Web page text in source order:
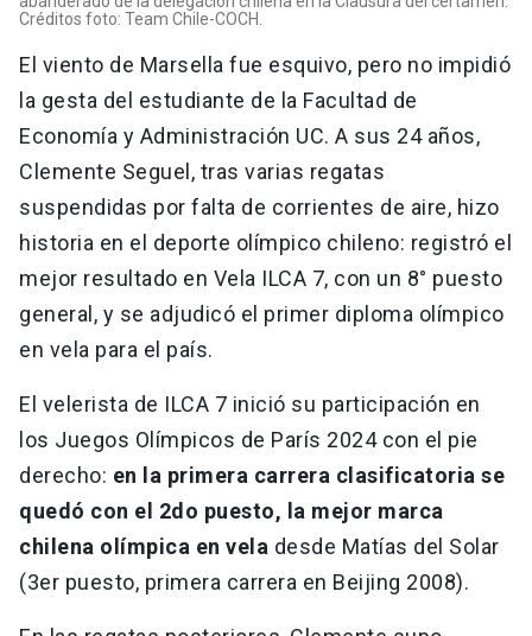
Créditos foto: Team Chile-COCH.
El viento de Marsella fue esquivo, pero no impidió
la gesta del estudiante de la Facultad de
Economía y Administración UC. A sus 24 años,
Clemente Seguel, tras varias regatas
suspendidas por falta de corrientes de aire, hizo
historia en el deporte olímpico chileno: registró el
mejor resultado en Vela ILCA 7, con un 8° puesto
general, y se adjudicó el primer diploma olímpico
en vela para el país.
El velerista de ILCA 7 inició su participación en
los Juegos Olímpicos de París 2024 con el pie
derecho: en la primera carrera clasificatoria se
quedó con el 2do puesto, la mejor marca
chilena olímpica en vela desde Matías del Solar
(3er puesto, primera carrera en Beijing 2008).